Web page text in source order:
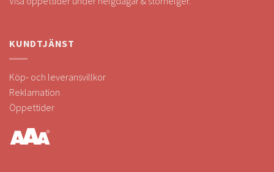
KUNDTJÄNST
Köp- och leveransvillkor
Reklamation
Öppettider